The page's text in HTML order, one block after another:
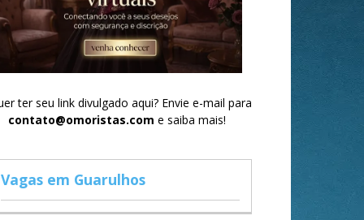
ter seu link divulgado aqui? Envie e-mail para
contato@omoristas.com e saiba mais!
Vagas em Guarulhos